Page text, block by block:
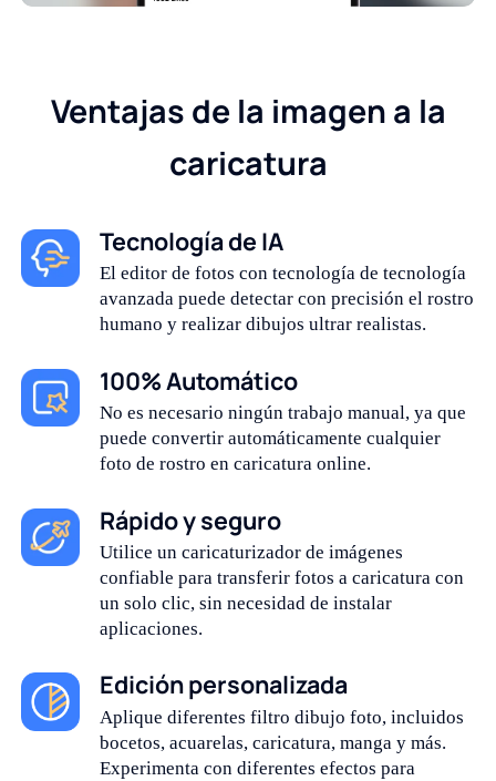
Ventajas de la imagen a la
caricatura
Tecnología de IA
El editor de fotos con tecnología de tecnología
avanzada puede detectar con precisión el rostro
humano y realizar dibujos ultrar realistas.
100% Automático
No es necesario ningún trabajo manual, ya que
puede convertir automáticamente cualquier
foto de rostro en caricatura online.
Rápido y seguro
Utilice un caricaturizador de imágenes
confiable para transferir fotos a caricatura con
un solo clic, sin necesidad de instalar
aplicaciones.
Edición personalizada
Aplique diferentes filtro dibujo foto, incluidos
bocetos, acuarelas, caricatura, manga y más.
Experimenta con diferentes efectos para